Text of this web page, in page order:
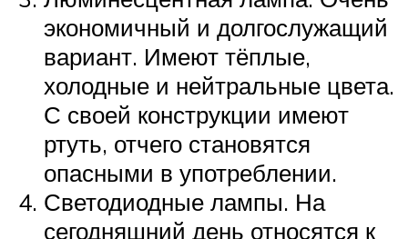
экономичный и долгослужащий
вариант. Имеют тёплые,
холодные и нейтральные цвета.
С своей конструкции имеют
ртуть, отчего становятся
опасными в употреблении.
Светодиодные лампы. На
сегодняшний день относятся к